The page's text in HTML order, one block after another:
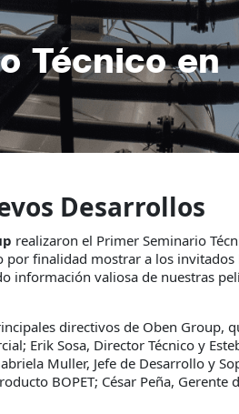
Técnico en
Desarrollos
realizaron el Primer Seminario
por finalidad mostrar a los
información valiosa de nuestras
directivos de Oben Group,
Erik Sosa, Director Técnico y
Muller, Jefe de Desarrollo y
BOPET; César Peña,